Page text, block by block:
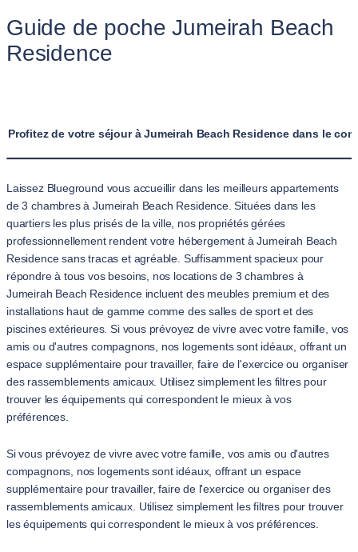
Guide de poche Jumeirah Beach
Residence
Profitez de votre séjour à Jumeirah Beach Residence dans le
Laissez Blueground vous accueillir dans les meilleurs appartements
de 3 chambres à Jumeirah Beach Residence. Situées dans les
quartiers les plus prisés de la ville, nos propriétés gérées
professionnellement rendent votre hébergement à Jumeirah Beach
Residence sans tracas et agréable. Suffisamment spacieux pour
répondre à tous vos besoins, nos locations de 3 chambres à
Jumeirah Beach Residence incluent des meubles premium et des
installations haut de gamme comme des salles de sport et des
piscines extérieures. Si vous prévoyez de vivre avec votre famille, vos
amis ou d'autres compagnons, nos logements sont idéaux, offrant un
espace supplémentaire pour travailler, faire de l'exercice ou organiser
des rassemblements amicaux. Utilisez simplement les filtres pour
trouver les équipements qui correspondent le mieux à vos
préférences.
Si vous prévoyez de vivre avec votre famille, vos amis ou d'autres
compagnons, nos logements sont idéaux, offrant un espace
supplémentaire pour travailler, faire de l'exercice ou organiser des
rassemblements amicaux. Utilisez simplement les filtres pour trouver
les équipements qui correspondent le mieux à vos préférences.